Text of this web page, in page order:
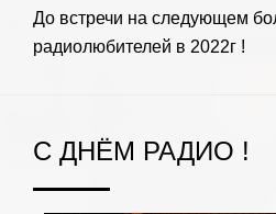
До встречи на следующем
радиолюбителей в 2022г !
С ДНЁМ РАДИО !